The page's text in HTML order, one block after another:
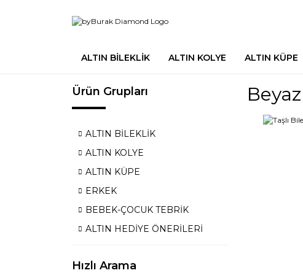
ALTIN BİLEKLİK ALTIN KOLYE ALTIN KÜPE
Ürün Grupları
ALTIN BİLEKLİK
ALTIN KOLYE
ALTIN KÜPE
ERKEK
BEBEK-ÇOCUK TEBRİK
ALTIN HEDİYE ÖNERİLERİ
Hızlı Arama